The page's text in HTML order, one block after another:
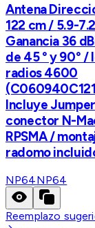
Antena
122 cm / 5.9-
Ganancia 36
de 45 ° y 90° /
radios 4600
Incluye
conector N-
RPSMA /
radomo
NP64NP64
Reemplazo